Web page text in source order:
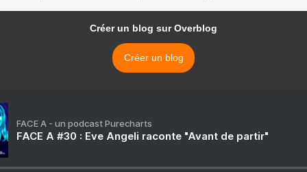
Créer un blog sur Overblog
Créer un blog
FACE A - un podcast Purecharts
FACE A #30 : Eve Angeli raconte "Avant de partir"